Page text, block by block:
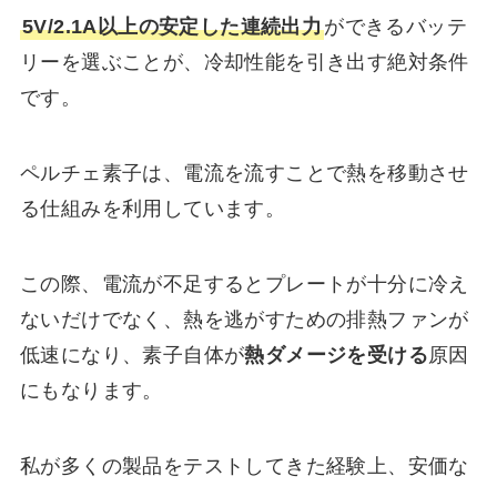
5V/2.1A以上の安定した連続出力ができるバッテ
リーを選ぶことが、冷却性能を引き出す絶対条件
です。
ペルチェ素子は、電流を流すことで熱を移動させ
る仕組みを利用しています。
この際、電流が不足するとプレートが十分に冷え
ないだけでなく、熱を逃がすための排熱ファンが
低速になり、素子自体が熱ダメージを受ける原因
にもなります。
私が多くの製品をテストしてきた経験上、安価な